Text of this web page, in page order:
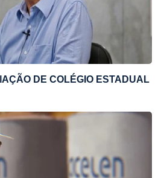
DE COLÉGIO ESTADUAL